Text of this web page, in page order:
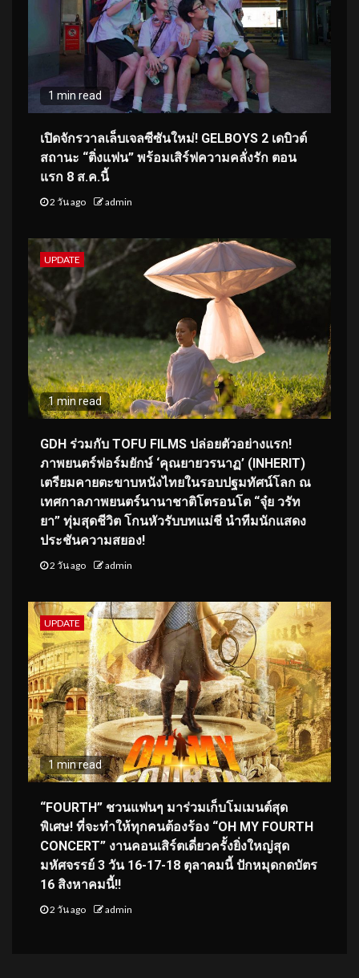
1 min read
เปิดจักรวาลเล็บเจลซีซันใหม่! GELBOYS 2 เดบิวต์
สถานะ “ติ่งแฟน” พร้อมเสิร์ฟความคลั่งรัก ตอน
แรก 8 ส.ค.นี้
2 วัน ago admin
UPDATE
1 min read
GDH ร่วมกับ TOFU FILMS ปล่อยตัวอย่างแรก!
ภาพยนตร์ฟอร์มยักษ์ ‘คุณยายวรนาฏ’ (INHERIT)
เตรียมคายตะขาบหนังไทยในรอบปฐมทัศน์โลก ณ
เทศกาลภาพยนตร์นานาชาติโตรอนโต “จุ๋ย วรัท
ยา” ทุ่มสุดชีวิต โกนหัวรับบทแม่ชี นำทีมนักแสดง
ประชันความสยอง!
2 วัน ago admin
UPDATE
1 min read
“FOURTH” ชวนแฟนๆ มาร่วมเก็บโมเมนต์สุด
พิเศษ! ที่จะทำให้ทุกคนต้องร้อง “OH MY FOURTH
CONCERT” งานคอนเสิร์ตเดี่ยวครั้งยิ่งใหญ่สุด
มหัศจรรย์ 3 วัน 16-17-18 ตุลาคมนี้ ปักหมุดกดบัตร
16 สิงหาคมนี้!!
2 วัน ago admin